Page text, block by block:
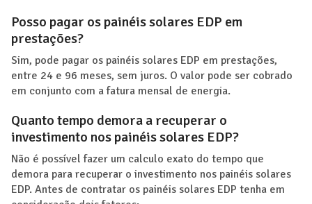
Posso pagar os painéis solares EDP em
prestações?
Sim, pode pagar os painéis solares EDP em prestações,
entre 24 e 96 meses, sem juros. O valor pode ser cobrado
em conjunto com a fatura mensal de energia.
Quanto tempo demora a recuperar o
investimento nos painéis solares EDP?
Não é possível fazer um calculo exato do tempo que
demora para recuperar o investimento nos painéis solares
EDP. Antes de contratar os painéis solares EDP tenha em